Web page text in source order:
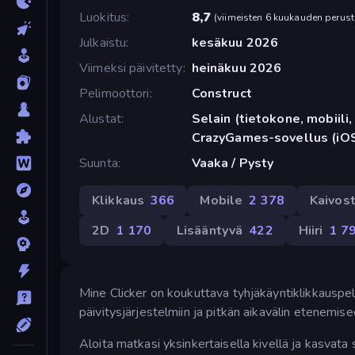
Luokitus
8,7 (viimeisten 6 kuukauden
Julkaistu
kesäkuu 2026
Viimeksi päivitetty heinäkuu 2026
Pelimoottori
Construct
Alustat
Selain (tietokone,
CrazyGames-sovellus
Suunta
Vaaka / Pysty
Klikkaus 366 Mobile 2 378
2D 1 170 Lisääntyvä 422 Hiiri 1
Mine Clicker on koukuttava
päivitysjärjestelmiin ja pitkän aikavälin
Aloita matkasi yksinkertaisella kivellä ja kasvata